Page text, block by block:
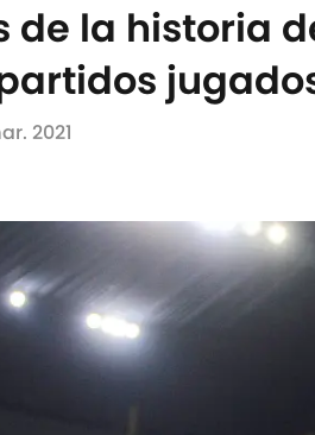
de la historia
2021